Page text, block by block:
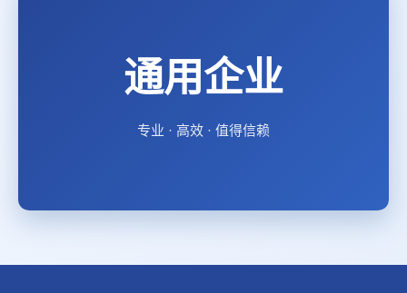
通用企业
专业 · 高效 · 值得信赖